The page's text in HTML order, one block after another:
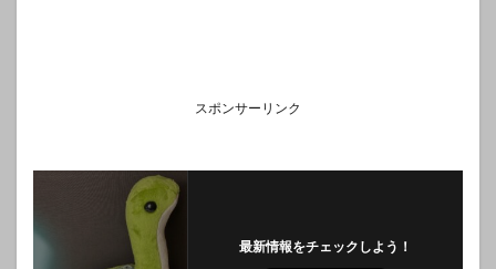
スポンサーリンク
最新情報をチェックしよう！